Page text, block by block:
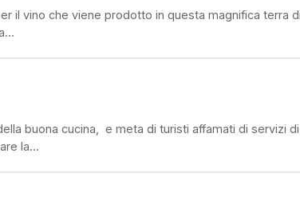
il vino che viene prodotto in questa magnifica terra di
buona cucina, e meta di turisti affamati di servizi di
la…